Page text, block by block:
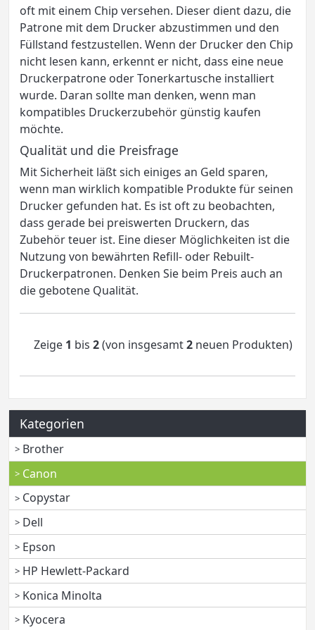
oft mit einem Chip versehen. Dieser dient dazu, die
Patrone mit dem Drucker abzustimmen und den
Füllstand festzustellen. Wenn der Drucker den Chip
nicht lesen kann, erkennt er nicht, dass eine neue
Druckerpatrone oder Tonerkartusche installiert
wurde. Daran sollte man denken, wenn man
kompatibles Druckerzubehör günstig kaufen
möchte.
Qualität und die Preisfrage
Mit Sicherheit läßt sich einiges an Geld sparen,
wenn man wirklich kompatible Produkte für seinen
Drucker gefunden hat. Es ist oft zu beobachten,
dass gerade bei preiswerten Druckern, das
Zubehör teuer ist. Eine dieser Möglichkeiten ist die
Nutzung von bewährten Refill- oder Rebuilt-
Druckerpatronen. Denken Sie beim Preis auch an
die gebotene Qualität.
Zeige 1 bis 2(von insgesamt2 neuen Produkten)
Kategorien
Brother
Canon
Copystar
Dell
Epson
HP Hewlett-Packard
Konica Minolta
Kyocera